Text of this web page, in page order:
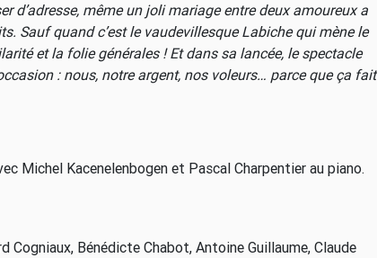
d’adresse, même un joli mariage entre deux amoureux a
Sauf quand c’est le vaudevillesque Labiche qui mène le
et la folie générales ! Et dans sa lancée, le spectacle
: nous, notre argent, nos voleurs… parce que ça fait
Michel Kacenelenbogen et Pascal Charpentier au piano.
Cogniaux, Bénédicte Chabot, Antoine Guillaume, Claude